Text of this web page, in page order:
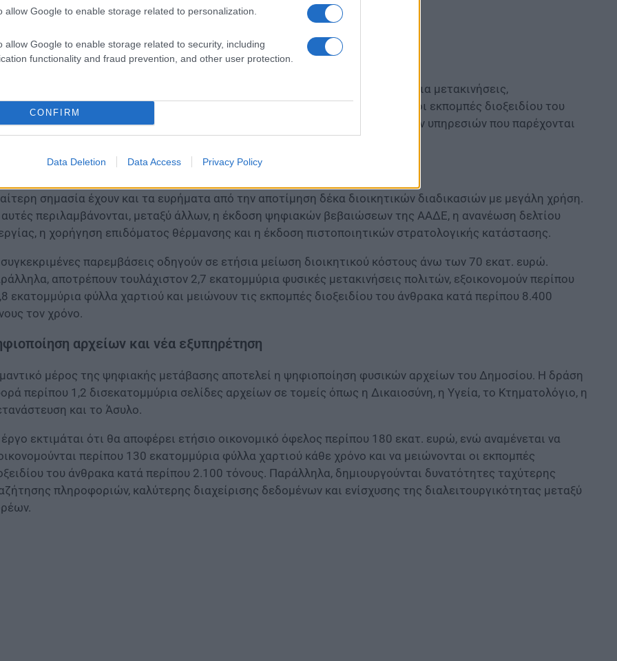
allow Google to enable storage related to personalization.
allow Google to enable storage related to security, including
functionality and fraud prevention, and other user protection.
CONFIRM
Data Deletion Data Access Privacy Policy
αποτίμηση δείχνει ότι κάθε χρόνο αποφεύγονται περίπου 19,1 εκατομμύρια μετακινήσεις,
πάνω από 62,5 εκατομμύρια φύλλα χαρτιού και περιορίζονται οι εκπομπές διοξειδίου του
κατά περίπου 33.000 τόνους. Τα στοιχεία αυτά αφορούν μόνο μέρος των υπηρεσιών που παρέχονται
σημασία έχουν και τα ευρήματα από την αποτίμηση δέκα διοικητικών διαδικασιών με μεγάλη χρήση.
περιλαμβάνονται, μεταξύ άλλων, η έκδοση ψηφιακών βεβαιώσεων της ΑΑΔΕ, η ανανέωση δελτίου
η χορήγηση επιδόματος θέρμανσης και η έκδοση πιστοποιητικών στρατολογικής κατάστασης.
παρεμβάσεις οδηγούν σε ετήσια μείωση διοικητικού κόστους άνω των 70 εκατ. ευρώ.
αποτρέπουν τουλάχιστον 2,7 εκατομμύρια φυσικές μετακινήσεις πολιτών, εξοικονομούν περίπου
εκατομμύρια φύλλα χαρτιού και μειώνουν τις εκπομπές διοξειδίου του άνθρακα κατά περίπου 8.400
τον χρόνο.
αρχείων και νέα εξυπηρέτηση
μέρος της ψηφιακής μετάβασης αποτελεί η ψηφιοποίηση φυσικών αρχείων του Δημοσίου. Η δράση
περίπου 1,2 δισεκατομμύρια σελίδες αρχείων σε τομείς όπως η Δικαιοσύνη, η Υγεία, το Κτηματολόγιο, η
και το Άσυλο.
εκτιμάται ότι θα αποφέρει ετήσιο οικονομικό όφελος περίπου 180 εκατ. ευρώ, ενώ αναμένεται να
περίπου 130 εκατομμύρια φύλλα χαρτιού κάθε χρόνο και να μειώνονται οι εκπομπές
του άνθρακα κατά περίπου 2.100 τόνους. Παράλληλα, δημιουργούνται δυνατότητες ταχύτερης
πληροφοριών, καλύτερης διαχείρισης δεδομένων και ενίσχυσης της διαλειτουργικότητας μεταξύ